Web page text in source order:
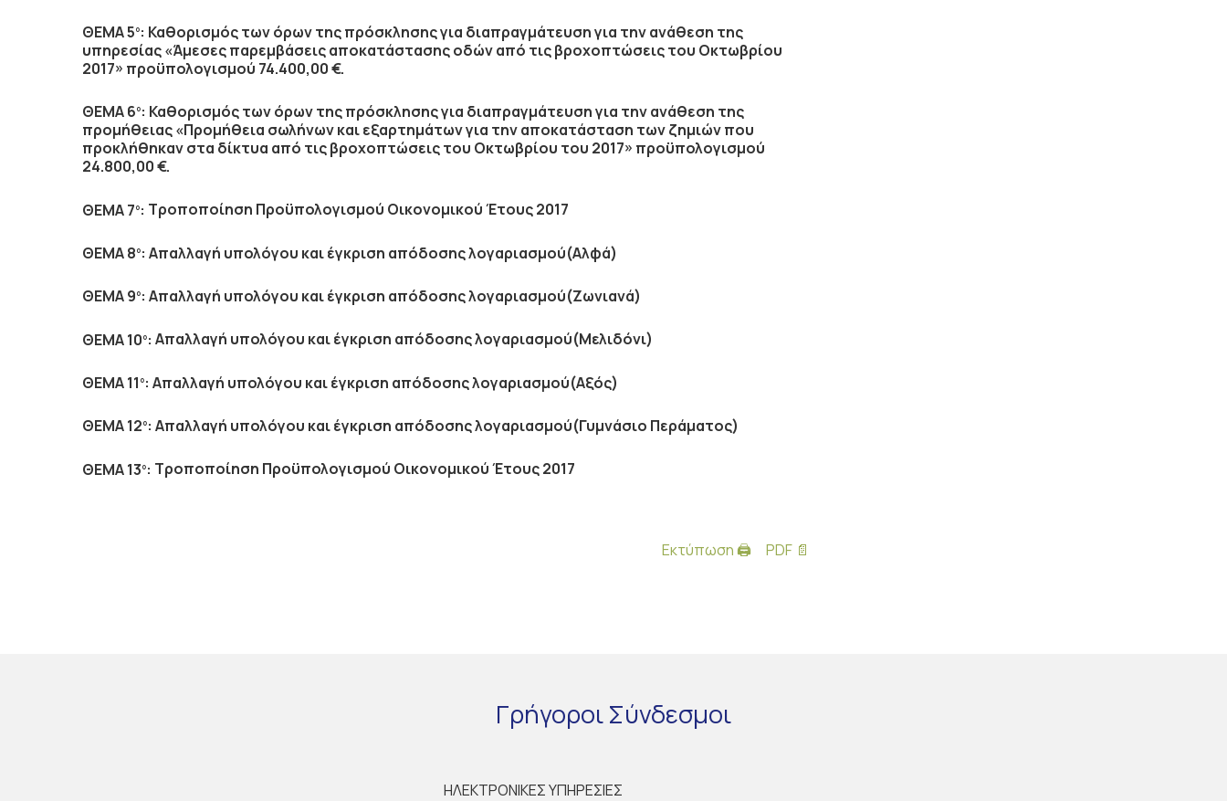
ΘΕΜΑ 5ο: Καθορισμός των όρων της πρόσκλησης για διαπραγμάτευση για την ανάθεση της
υπηρεσίας «Άμεσες παρεμβάσεις αποκατάστασης οδών από τις βροχοπτώσεις του Οκτωβρίου
2017» προϋπολογισμού 74.400,00 €.
ΘΕΜΑ 6ο: Καθορισμός των όρων της πρόσκλησης για διαπραγμάτευση για την ανάθεση της
προμήθειας «Προμήθεια σωλήνων και εξαρτημάτων για την αποκατάσταση των ζημιών που
προκλήθηκαν στα δίκτυα από τις βροχοπτώσεις του Οκτωβρίου του 2017» προϋπολογισμού
24.800,00 €.
ΘΕΜΑ 7ο: Τροποποίηση Προϋπολογισμού Οικονομικού Έτους 2017
ΘΕΜΑ 8ο: Απαλλαγή υπολόγου και έγκριση απόδοσης λογαριασμού(Αλφά)
ΘΕΜΑ 9ο: Απαλλαγή υπολόγου και έγκριση απόδοσης λογαριασμού(Ζωνιανά)
ΘΕΜΑ 10ο: Απαλλαγή υπολόγου και έγκριση απόδοσης λογαριασμού(Μελιδόνι)
ΘΕΜΑ 11 ο: Απαλλαγή υπολόγου και έγκριση απόδοσης λογαριασμού(Αξός)
ΘΕΜΑ 12ο: Απαλλαγή υπολόγου και έγκριση απόδοσης λογαριασμού(Γυμνάσιο Περάματος)
ΘΕΜΑ 13ο: Τροποποίηση Προϋπολογισμού Οικονομικού Έτους 2017
Εκτύπωση 🖨 PDF 📄
ΓρήγοροιΣύνδεσμοι
ΗΛΕΚΤΡΟΝΙΚΕΣ ΥΠΗΡΕΣΙΕΣ